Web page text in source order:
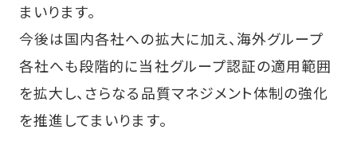
まいります。
今後は国内各社への拡大に加え、海外グループ
各社へも段階的に当社グループ認証の適用範囲
を拡大し、さらなる品質マネジメント体制の強化
を推進してまいります。